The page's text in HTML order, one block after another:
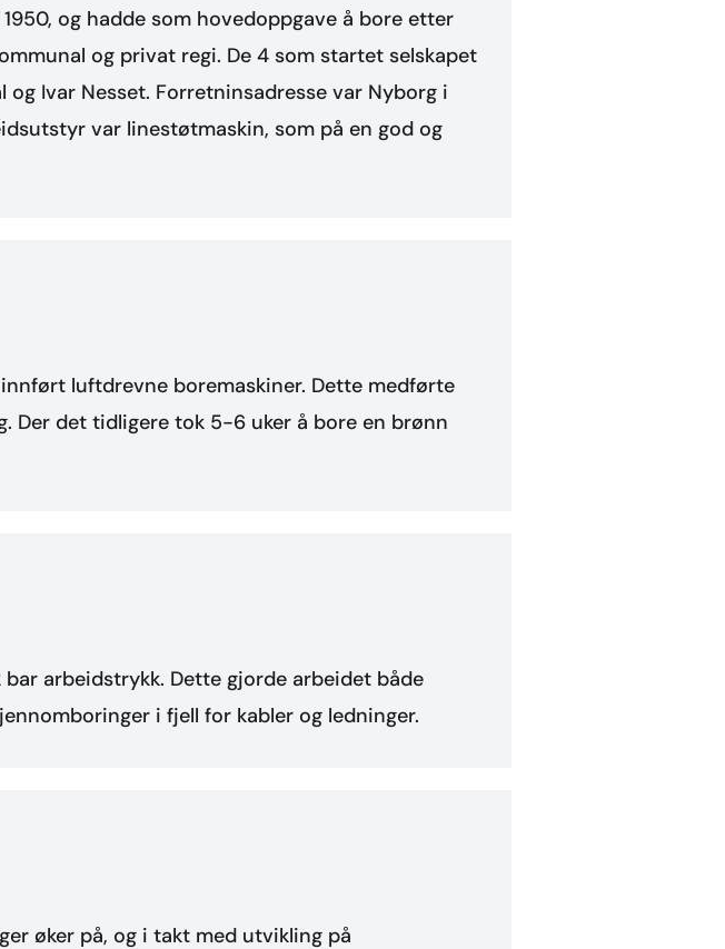
og hadde som hovedoppgave å bore etter
og privat regi. De 4 som startet selskapet
og Ivar Nesset. Forretninsadresse var Nyborg i
var linestøtmaskin, som på en god og
luftdrevne boremaskiner. Dette medførte
Der det tidligere tok 5-6 uker å bore en brønn
arbeidstrykk. Dette gjorde arbeidet både
i fjell for kabler og ledninger.
øker på, og i takt med utvikling på